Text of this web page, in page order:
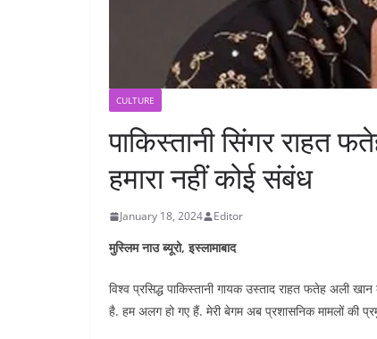
CULTURE
पाकिस्तानी सिंगर राहत
हमारा नहीं कोई संबंध
January 18, 2024 Editor
मुस्लिम नाउ ब्यूरो, इस्लामाबाद
विश्व प्रसिद्ध पाकिस्तानी गायक उस्ताद राहत फतेह अली
है. हम अलग हो गए हैं. मेरी बेगम अब प्रशासनिक मामलों की